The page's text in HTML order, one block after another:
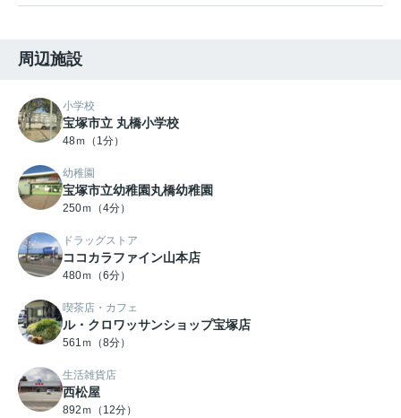
周辺施設
小学校
宝塚市立 丸橋小学校
48ｍ（1分）
幼稚園
宝塚市立幼稚園丸橋幼稚園
250ｍ（4分）
ドラッグストア
ココカラファイン山本店
480ｍ（6分）
喫茶店・カフェ
ル・クロワッサンショップ宝塚店
561ｍ（8分）
生活雑貨店
西松屋
892ｍ（12分）